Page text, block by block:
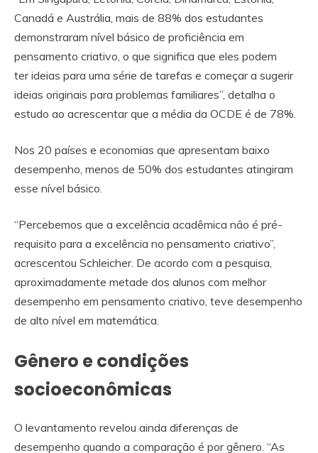
Canadá e Austrália, mais de 88% dos estudantes
demonstraram nível básico de proficiência em
pensamento criativo, o que significa que eles podem
ter ideias para uma série de tarefas e começar a sugerir
ideias originais para problemas familiares”, detalha o
estudo ao acrescentar que a média da OCDE é de 78%.
Nos 20 países e economias que apresentam baixo
desempenho, menos de 50% dos estudantes atingiram
esse nível básico.
“Percebemos que a excelência acadêmica não é pré-
requisito para a excelência no pensamento criativo”,
acrescentou Schleicher. De acordo com a pesquisa,
aproximadamente metade dos alunos com melhor
desempenho em pensamento criativo, teve desempenho
de alto nível em matemática.
Gênero e condições
socioeconômicas
O levantamento revelou ainda diferenças de
desempenho quando a comparação é por gênero. “As